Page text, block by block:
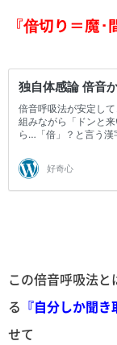
『偣切り＝魔･
この倍音呼吸法
る 『自分しか聞
せて